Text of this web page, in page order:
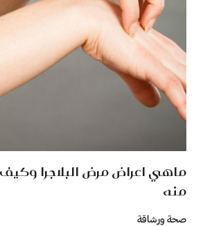
ماهي اعراض مرض البلاجرا
منه
صحة ورشاقة